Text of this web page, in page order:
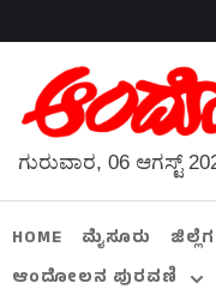
ಗುರುವಾರ, 06 ಆಗಸ್ಟ್
HOME ಮೈಸೂರು
ಆಂದೋಲನ ಪುರವಣಿ